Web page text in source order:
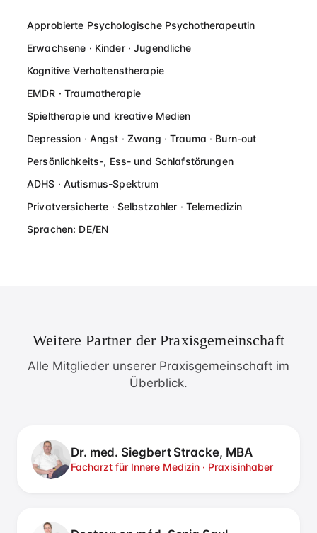
Approbierte Psychologische Psychotherapeutin
Erwachsene · Kinder · Jugendliche
Kognitive Verhaltenstherapie
EMDR · Traumatherapie
Spieltherapie und kreative Medien
Depression · Angst · Zwang · Trauma · Burn-out
Persönlichkeits-, Ess- und Schlafstörungen
ADHS · Autismus-Spektrum
Privatversicherte · Selbstzahler · Telemedizin
Sprachen: DE/EN
Weitere Partner der Praxisgemeinschaft
Alle Mitglieder unserer Praxisgemeinschaft im
Überblick.
Dr. med. Siegbert Stracke, MBA
Facharzt für Innere Medizin · Praxisinhaber